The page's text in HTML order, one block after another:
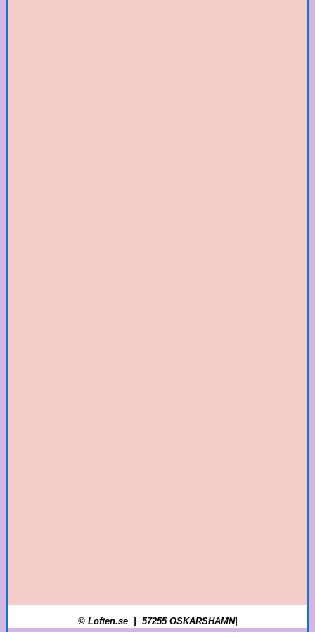
© Loften.se | 57255 OSKARSHAMN|